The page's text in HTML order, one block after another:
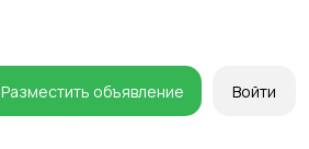
Разместить объявление Войти